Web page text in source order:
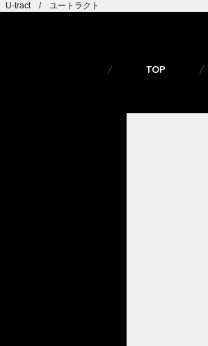
U-tract / ユートラクト
TOP